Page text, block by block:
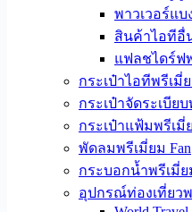
พาวเวอร์แบ
สินค้าไอทีอื่
แฟลชไดร์ฟพ
กระเป๋าไอทีพรีเมี่
กระเป๋าจัดระเบียบ
กระเป๋าแฟ้มพรีเมี่
พัดลมพรีเมี่ยม Fan
กระบอกน้ำพรีเมี่ย
อุปกรณ์ท่องเที่ยว